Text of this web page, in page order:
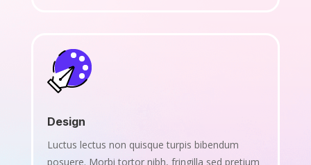
Design
Luctus lectus non quisque turpis bibendum
posuere. Morbi tortor nibh, fringilla sed pretium